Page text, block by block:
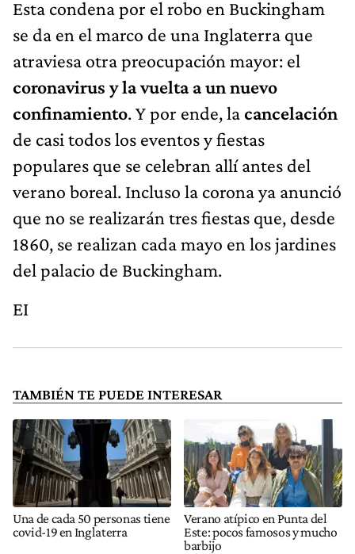
Esta condena por el robo en Buckingham
se da en el marco de una Inglaterra que
atraviesa otra preocupación mayor: el
coronavirus y la vuelta a un nuevo
confinamiento. Y por ende, lacancelación
de casi todos los eventos y fiestas
populares que se celebran allí antes del
verano boreal. Incluso la corona ya anunció
que no se realizarán tres fiestas que, desde
1860, se realizan cada mayo en los jardines
del palacio de Buckingham.
EI
TAMBIÉN TE PUEDE INTERESAR
Una de cada 50 personas tiene
covid-19 en Inglaterra
Verano atípico en Punta del
Este: pocos famosos y mucho
barbijo